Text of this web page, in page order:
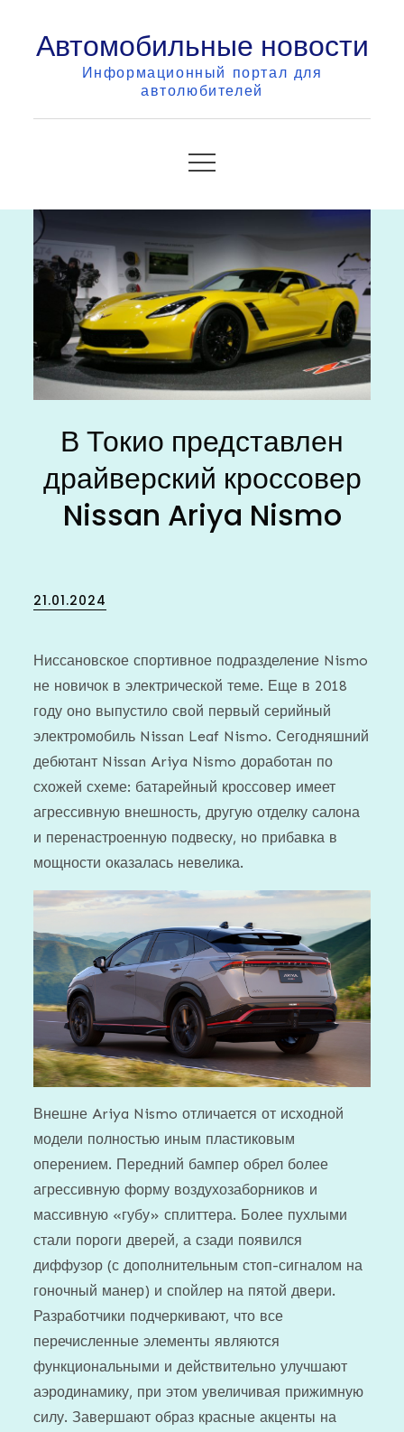
contentАвтомобильные новости
Информационный портал для
автолюбителей
В Токио представлен
драйверский кроссовер
Nissan Ariya Nismo
Posted
21.01.2024
Ниссановское спортивное подразделение Nismo
не новичок в электрической теме. Еще в 2018
году оно выпустило свой первый серийный
электромобиль Nissan Leaf Nismo. Сегодняшний
дебютант Nissan Ariya Nismo доработан по
схожей схеме: батарейный кроссовер имеет
агрессивную внешность, другую отделку салона
и перенастроенную подвеску, но прибавка в
мощности оказалась невелика.
Внешне Ariya Nismo отличается от исходной
модели полностью иным пластиковым
оперением. Передний бампер обрел более
агрессивную форму воздухозаборников и
массивную «губу» сплиттера. Более пухлыми
стали пороги дверей, а сзади появился
диффузор (с дополнительным стоп-сигналом на
гоночный манер) и спойлер на пятой двери.
Разработчики подчеркивают, что все
перечисленные элементы являются
функциональными и действительно улучшают
аэродинамику, при этом увеличивая прижимную
силу. Завершают образ красные акценты на